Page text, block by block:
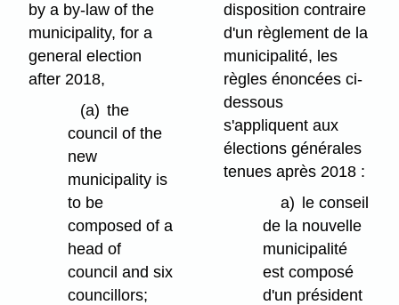
by a by-law of the
municipality, for a
general election
after 2018,
(a) the
council of the
new
municipality is
to be
composed of a
head of
council and six
councillors;
disposition contraire
d'un règlement de la
municipalité, les
règles énoncées ci-
dessous
s'appliquent aux
élections générales
tenues après 2018 :
a) le conseil
de la nouvelle
municipalité
est composé
d'un président